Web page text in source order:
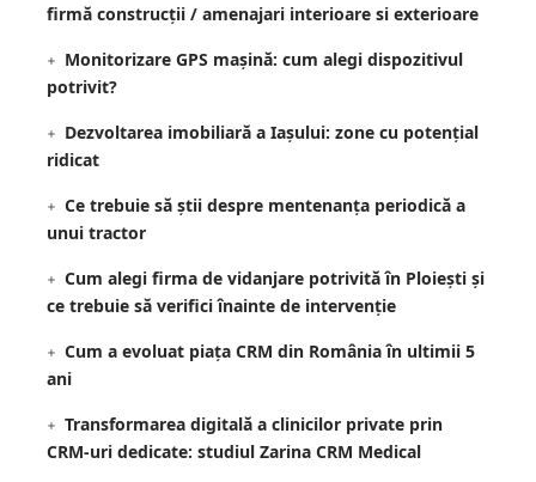
firmă construcții / amenajari interioare si exterioare
Monitorizare GPS mașină: cum alegi dispozitivul
potrivit?
Dezvoltarea imobiliară a Iașului: zone cu potențial
ridicat
Ce trebuie să știi despre mentenanța periodică a
unui tractor
Cum alegi firma de vidanjare potrivită în Ploiești și
ce trebuie să verifici înainte de intervenție
Cum a evoluat piața CRM din România în ultimii 5
ani
Transformarea digitală a clinicilor private prin
CRM-uri dedicate: studiul Zarina CRM Medical